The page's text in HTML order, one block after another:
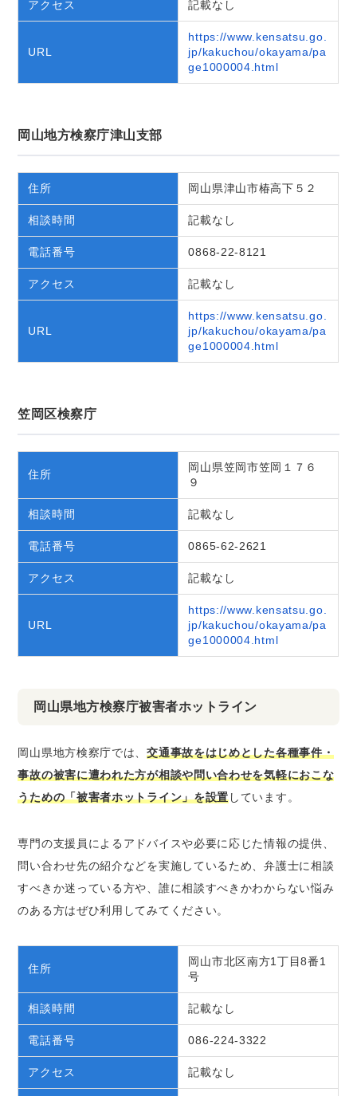
アクセス 記載なし
URL
https://www.kensatsu.go.
jp/kakuchou/okayama/pa
ge1000004.html
岡山地方検察庁津山支部
住所 岡山県津山市椿高下５２
相談時間 記載なし
電話番号 0868-22-8121
アクセス 記載なし
URL
https://www.kensatsu.go.
jp/kakuchou/okayama/pa
ge1000004.html
笠岡区検察庁
住所
岡山県笠岡市笠岡１７６
９
相談時間 記載なし
電話番号 0865-62-2621
アクセス 記載なし
URL
https://www.kensatsu.go.
jp/kakuchou/okayama/pa
ge1000004.html
岡山県地方検察庁被害者ホットライン
岡山県地方検察庁では、交通事故をはじめとした各種事件・
事故の被害に遭われた方が相談や問い合わせを気軽におこな
うための「被害者ホットライン」を設置しています。
専門の支援員によるアドバイスや必要に応じた情報の提供、
問い合わせ先の紹介などを実施しているため、弁護士に相談
すべきか迷っている方や、誰に相談すべきかわからない悩み
のある方はぜひ利用してみてください。
住所
岡山市北区南方1丁目8番1
号
相談時間 記載なし
電話番号 086-224-3322
アクセス 記載なし